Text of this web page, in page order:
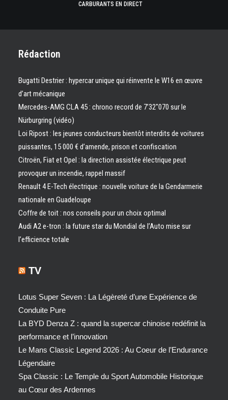
CARBURANTS EN DIRECT
Rédaction
Bugatti Destrier : hypercar unique qui réinvente le W16 en œuvre
d’art mécanique
Mercedes-AMG CLA 45 : chrono record de 7’32″070 sur le
Nürburgring (vidéo)
Loi Ripost : les jeunes conducteurs bientôt interdits de voitures
puissantes, 15 000 € d’amende, prison et confiscation
Citroën, Fiat et Opel : la direction assistée électrique peut
provoquer un incendie, rappel massif
Renault 4 E-Tech électrique : nouvelle voiture de la Gendarmerie
nationale en Guadeloupe
Coffre de toit : nos conseils pour un choix optimal
Audi A2 e-tron : la future star du Mondial de l’Auto mise sur
l’efficience totale
TV
Lotus Super Seven : La Légèreté d’une Expérience de
Conduite Pure
La BYD Denza Z : quand la supercar chinoise redéfinit la
performance et l’innovation
Le Mans Classic Legend 2026 : Au Coeur de l’Endurance
Légendaire
Spa Classic : Le Temple du Sport Automobile Historique
au Cœur des Ardennes